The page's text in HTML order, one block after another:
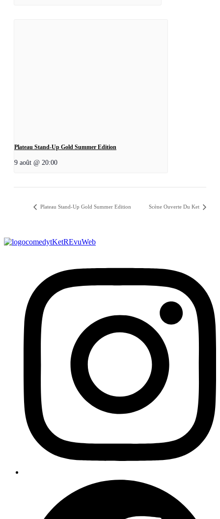
Plateau Stand-Up Gold Summer Edition
9 août @ 20:00
Plateau Stand-Up Gold Summer Edition Scène Ouverte Du Ket